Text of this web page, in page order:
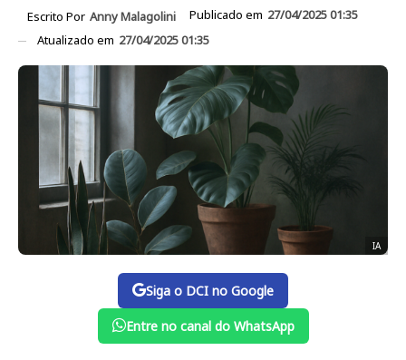
Escrito Por Anny Malagolini Publicado em 27/04/2025 01:35
Atualizado em 27/04/2025 01:35
IA
Siga o DCI no Google
Entre no canal do WhatsApp